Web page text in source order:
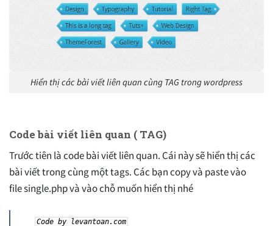
Hiển thị các bài viết liên quan cùng TAG trong wordpress
Code bài viết liên quan ( TAG)
Trước tiên là code bài viết liên quan. Cái này sẽ hiển thị các
bài viết trong cùng một tags. Các bạn copy và paste vào
file single.php và vào chỗ muốn hiển thị nhé
Code by levantoan.com